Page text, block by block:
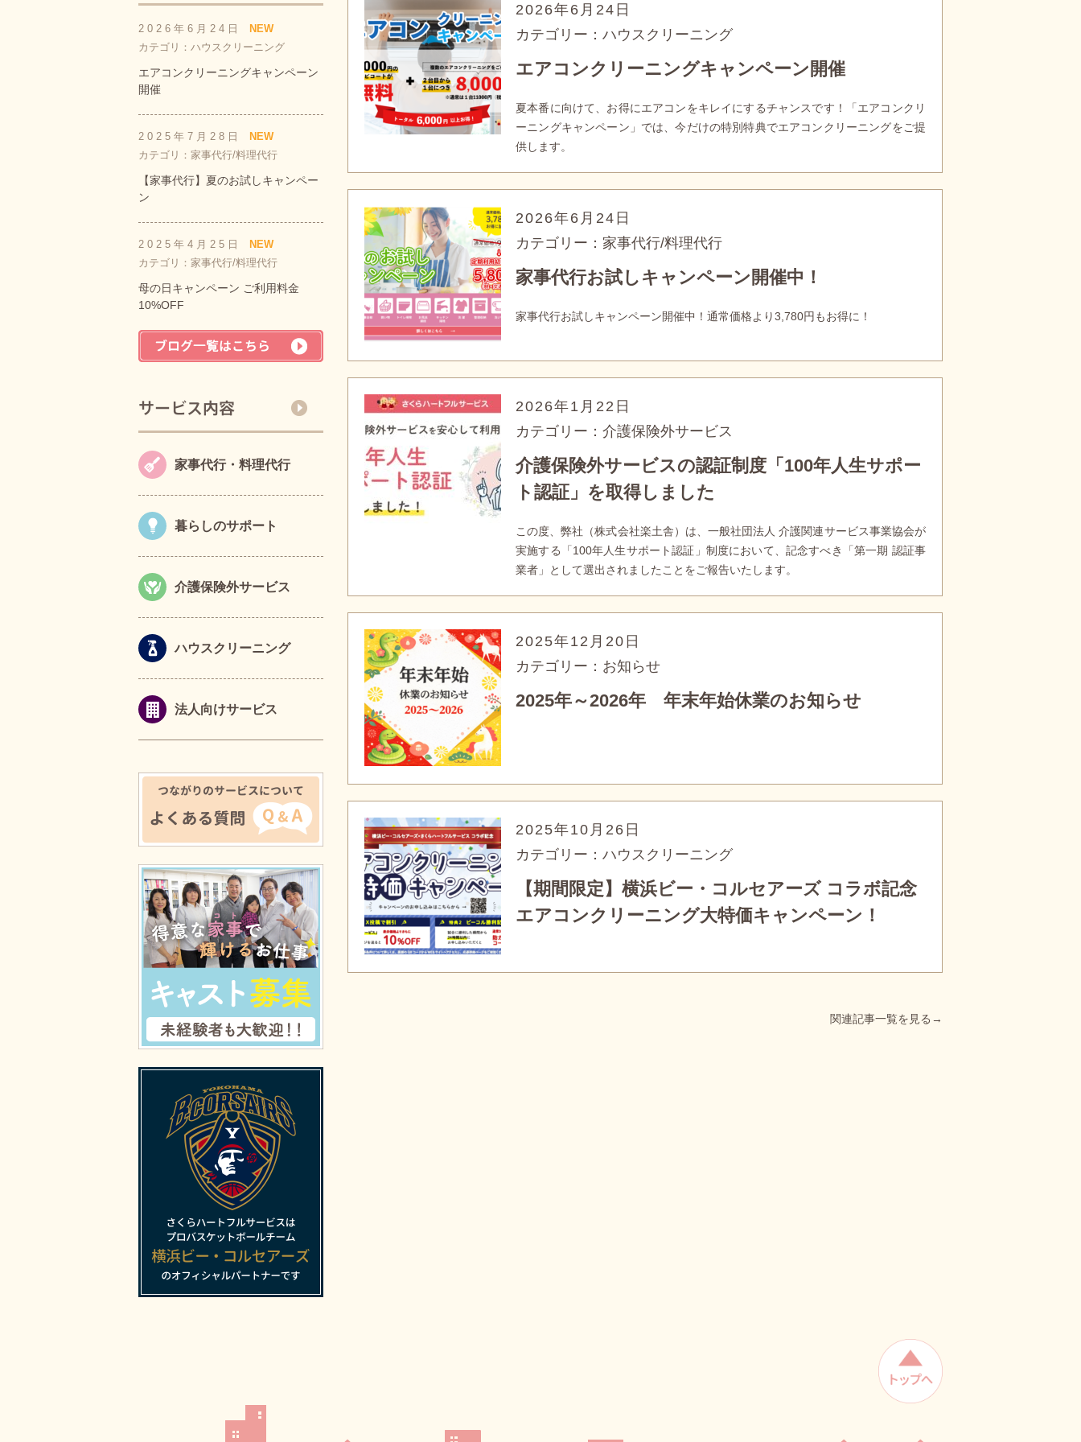
2026年6月24日
カテゴリー：ハウスクリーニング
エアコンクリーニングキャンペーン開催
夏本番に向けて、お得にエアコンをキレイにするチャンスです！「エアコンクリ
ーニングキャンペーン」では、今だけの特別特典でエアコンクリーニングをご提
供します。
2026年6月24日
カテゴリー：家事代行/料理代行
家事代行お試しキャンペーン開催中！
家事代行お試しキャンペーン開催中！通常価格より3,780円もお得に！
2026年1月22日
カテゴリー：介護保険外サービス
介護保険外サービスの認証制度「100年人生サポー
ト認証」を取得しました
この度、弊社（株式会社楽土舎）は、一般社団法人 介護関連サービス事業協会が
実施する「100年人生サポート認証」制度において、記念すべき「第一期 認証事
業者」として選出されましたことをご報告いたします。
2025年12月20日
カテゴリー：お知らせ
2025年～2026年 年末年始休業のお知らせ
2025年10月26日
カテゴリー：ハウスクリーニング
【期間限定】横浜ビー・コルセアーズ コラボ記念
エアコンクリーニング大特価キャンペーン！
関連記事一覧を見る→
2026年6月24日
NEW
カテゴリ：ハウスクリーニング
エアコンクリーニングキャンペーン
開催
2025年7月28日
NEW
カテゴリ：家事代行/料理代行
【家事代行】夏のお試しキャンペー
ン
2025年4月25日
NEW
カテゴリ：家事代行/料理代行
母の日キャンペーン ご利用料金
10%OFF
家事代行・料理代行
暮らしのサポート
介護保険外サービス
ハウスクリーニング
法人向けサービス